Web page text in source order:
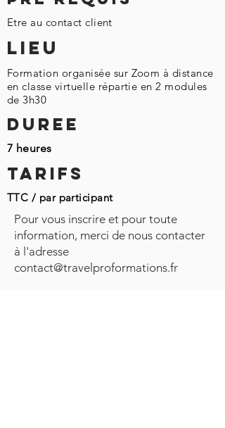
Etre au contact client
LIEU
Formation organisée sur Zoom à distance
en classe virtuelle répartie en 2 modules
de 3h30
DUREE
7 heures
TARIFS
TTC / par participant
Pour vous inscrire et pour toute
information, merci de nous contacter
à l'adresse
contact@travelproformations.fr